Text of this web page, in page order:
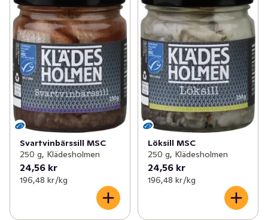
Svartvinbärssill MSC
250 g, Klädesholmen
24,56 kr
196,48 kr /kg
Löksill MSC
250 g, Klädesholmen
24,56 kr
196,48 kr /kg